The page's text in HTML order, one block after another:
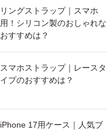
リングストラップ｜スマホ
用！シリコン製のおしゃれな
おすすめは？
スマホストラップ｜レースタ
イプのおすすめは？
iPhone 17用ケース｜人気ブ